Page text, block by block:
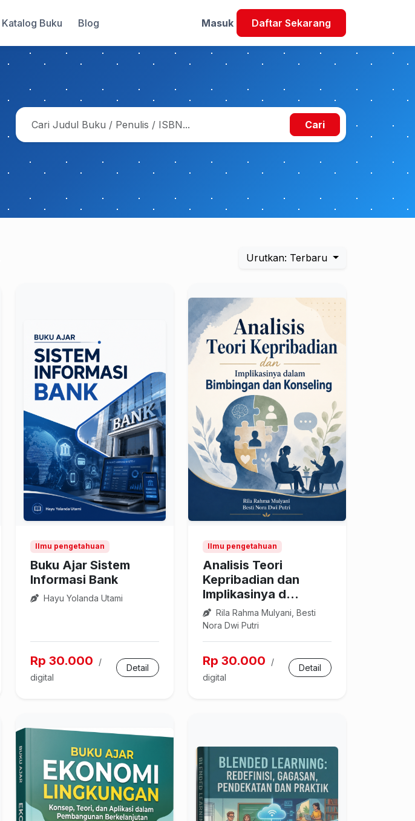
Katalog Buku Blog Masuk Daftar Sekarang
Cari
Urutkan: Terbaru
Ilmu pengetahuan
Buku Ajar Sistem
Informasi Bank
Hayu Yolanda Utami
Rp 30.000
/
digital
Detail
Ilmu pengetahuan
Analisis Teori
Kepribadian dan
Implikasinya d...
Rila Rahma Mulyani, Besti
Nora Dwi Putri
Rp 30.000
/
digital
Detail